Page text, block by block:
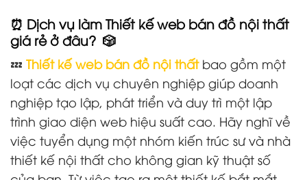
⏰ Dịch vụ làm Thiết kế web bán đồ nội thất
giá rẻ ở đâu? 🎲
💤 Thiết kế web bán đồ nội thấtbao gồm một
loạt các dịch vụ chuyên nghiệp giúp doanh
nghiệp tạo lập, phát triển và duy trì một lập
trình giao diện web hiệu suất cao. Hãy nghĩ về
việc tuyển dụng một nhóm kiến trúc sư và nhà
thiết kế nội thất cho không gian kỹ thuật số